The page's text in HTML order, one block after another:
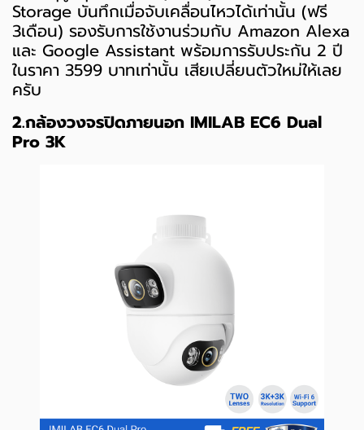
Storage บันทึกเมื่อจับเคลื่อนไหวได้เท่านั้น (ฟรี
3เดือน) รองรับการใช้งานร่วมกับ Amazon Alexa
และ Google Assistant พร้อมการรับประกัน 2 ปี
ในราคา 3599 บาทเท่านั้น เสียเปลี่ยนตัวใหม่ให้เลย
ครับ
2.กล้องวงจรปิดภายนอก IMILAB EC6 Dual
Pro 3K